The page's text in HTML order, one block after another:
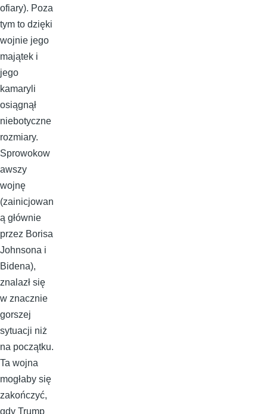
ofiary). Poza
tym to dzięki
wojnie jego
majątek i
jego
kamaryli
osiągnął
niebotyczne
rozmiary.
Sprowokow
awszy
wojnę
(zainicjowan
ą głównie
przez Borisa
Johnsona i
Bidena),
znalazł się
w znacznie
gorszej
sytuacji niż
na początku.
Ta wojna
mogłaby się
zakończyć,
gdy Trump